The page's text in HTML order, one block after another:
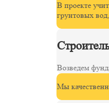
В проекте
грунтовых
Возведем
Мы